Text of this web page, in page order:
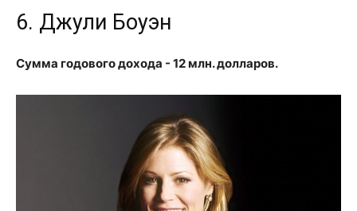
6. Джули Боуэн
Сумма годового дохода - 12 млн. долларов.